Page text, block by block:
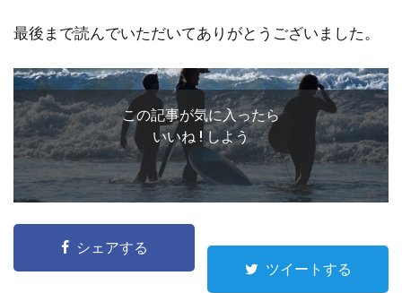
最後まで読んでいただいてありがとうございました。
この記事が気に入ったら
いいね ! しよう
シェアする
ツイートする